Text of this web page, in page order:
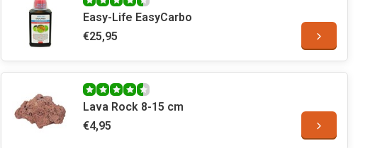
Easy-Life EasyCarbo
€25,95
Lava Rock 8-15 cm
€4,95